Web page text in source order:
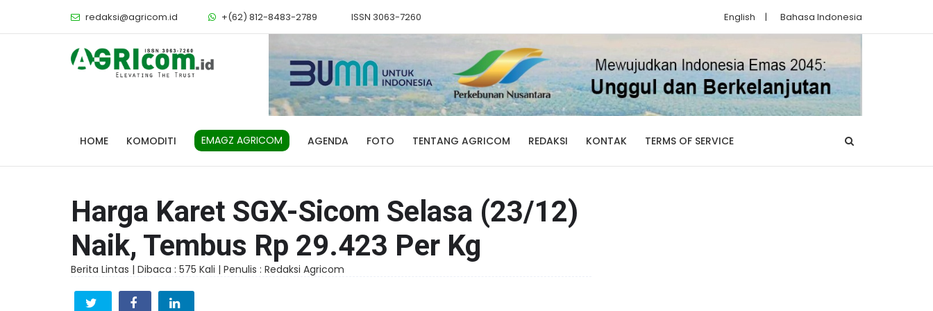
redaksi@agricom.id +(62) 812-8483-2789 ISSN 3063-7260 English | Bahasa Indonesia
HOME KOMODITI EMAGZ AGRICOM AGENDA FOTO TENTANG AGRICOM REDAKSI KONTAK TERMS OF SERVICE
Harga Karet SGX-Sicom Selasa (23/12)
Naik, Tembus Rp 29.423 Per Kg
Berita Lintas | Dibaca : 575 Kali | Penulis : Redaksi Agricom